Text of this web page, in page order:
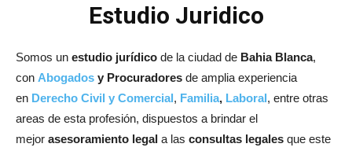
Estudio Juridico
Somos un estudio jurídico de la ciudad de Bahia Blanca,
con Abogados y Procuradores de amplia experiencia
en Derecho Civil y Comercial, Familia, Laboral, entre otras
areas de esta profesión, dispuestos a brindar el
mejor asesoramiento legal a las consultas legales que este